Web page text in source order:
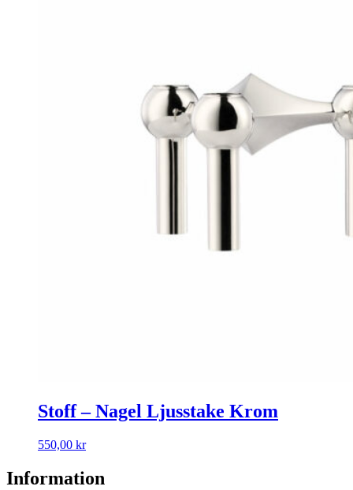
Stoff – Nagel Ljusstake Krom
550,00 kr
Information